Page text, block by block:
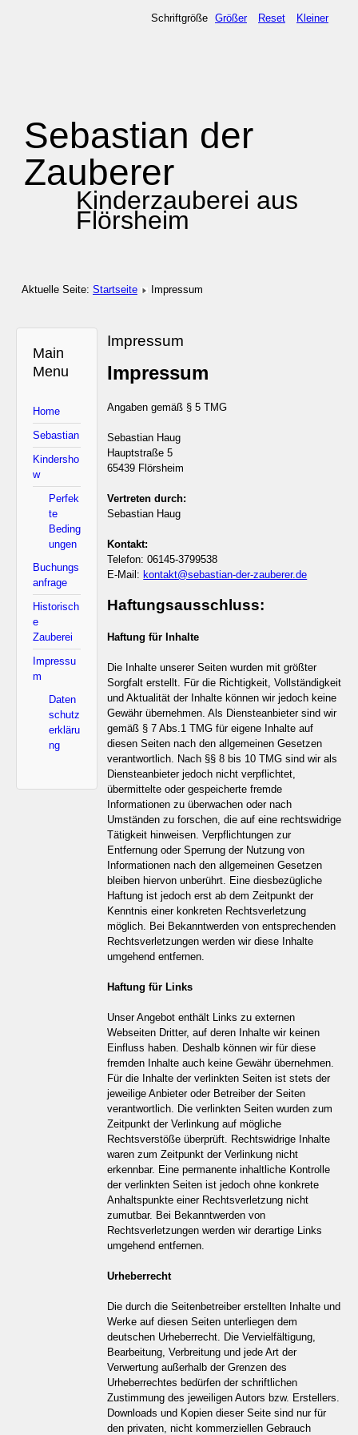
Sebastian der
Zauberer
Kinderzauberei aus
Flörsheim
Schriftgröße Größer Reset Kleiner
Aktuelle Seite: Startseite Impressum
Main
Menu
Home
Sebastian
Kindersho
w
Perfek
te
Beding
ungen
Buchungs
anfrage
Historisch
e
Zauberei
Impressu
m
Daten
schutz
erkläru
ng
Impressum
Impressum
Angaben gemäß § 5 TMG
Sebastian Haug
Hauptstraße 5
65439 Flörsheim
Vertreten durch:
Sebastian Haug
Kontakt:
Telefon: 06145-3799538
E-Mail: kontakt@sebastian-der-zauberer.de
Haftungsausschluss:
Haftung für Inhalte
Die Inhalte unserer Seiten wurden mit größter
Sorgfalt erstellt. Für die Richtigkeit, Vollständigkeit
und Aktualität der Inhalte können wir jedoch keine
Gewähr übernehmen. Als Diensteanbieter sind wir
gemäß § 7 Abs.1 TMG für eigene Inhalte auf
diesen Seiten nach den allgemeinen Gesetzen
verantwortlich. Nach §§ 8 bis 10 TMG sind wir als
Diensteanbieter jedoch nicht verpflichtet,
übermittelte oder gespeicherte fremde
Informationen zu überwachen oder nach
Umständen zu forschen, die auf eine rechtswidrige
Tätigkeit hinweisen. Verpflichtungen zur
Entfernung oder Sperrung der Nutzung von
Informationen nach den allgemeinen Gesetzen
bleiben hiervon unberührt. Eine diesbezügliche
Haftung ist jedoch erst ab dem Zeitpunkt der
Kenntnis einer konkreten Rechtsverletzung
möglich. Bei Bekanntwerden von entsprechenden
Rechtsverletzungen werden wir diese Inhalte
umgehend entfernen.
Haftung für Links
Unser Angebot enthält Links zu externen
Webseiten Dritter, auf deren Inhalte wir keinen
Einfluss haben. Deshalb können wir für diese
fremden Inhalte auch keine Gewähr übernehmen.
Für die Inhalte der verlinkten Seiten ist stets der
jeweilige Anbieter oder Betreiber der Seiten
verantwortlich. Die verlinkten Seiten wurden zum
Zeitpunkt der Verlinkung auf mögliche
Rechtsverstöße überprüft. Rechtswidrige Inhalte
waren zum Zeitpunkt der Verlinkung nicht
erkennbar. Eine permanente inhaltliche Kontrolle
der verlinkten Seiten ist jedoch ohne konkrete
Anhaltspunkte einer Rechtsverletzung nicht
zumutbar. Bei Bekanntwerden von
Rechtsverletzungen werden wir derartige Links
umgehend entfernen.
Urheberrecht
Die durch die Seitenbetreiber erstellten Inhalte und
Werke auf diesen Seiten unterliegen dem
deutschen Urheberrecht. Die Vervielfältigung,
Bearbeitung, Verbreitung und jede Art der
Verwertung außerhalb der Grenzen des
Urheberrechtes bedürfen der schriftlichen
Zustimmung des jeweiligen Autors bzw. Erstellers.
Downloads und Kopien dieser Seite sind nur für
den privaten, nicht kommerziellen Gebrauch